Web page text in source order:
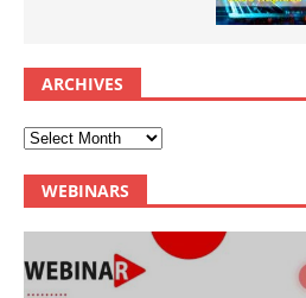
ARCHIVES
WEBINARS